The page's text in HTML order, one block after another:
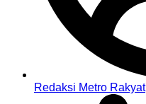
Redaksi Metro Rakyat